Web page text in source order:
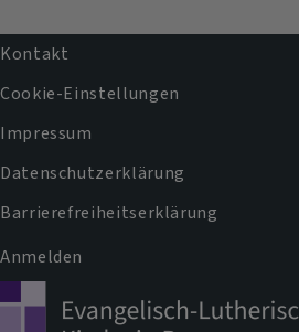
Fußbereichsmenü
Kontakt
Cookie-Einstellungen
Impressum
Datenschutzerklärung
Barrierefreiheitserklärung
Benutzermenü
Anmelden